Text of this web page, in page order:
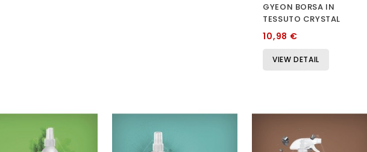
GYEON BORSA IN
TESSUTO CRYSTAL
10,98 €
VIEW DETAIL